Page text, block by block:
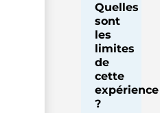
Quelles
sont
les
limites
de
cette
expérience
?